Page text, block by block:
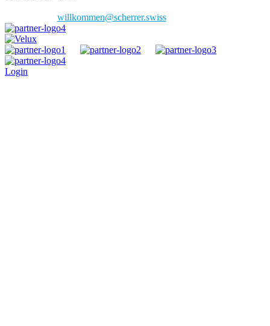
willkommen@scherrer.swiss
Login